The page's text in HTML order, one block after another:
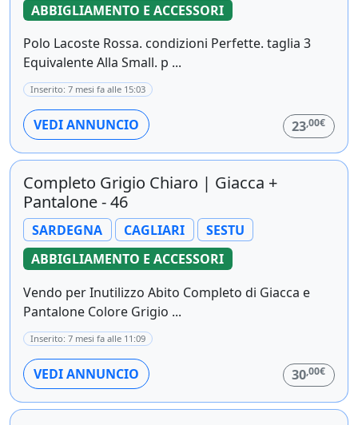
ABBIGLIAMENTO E ACCESSORI
Polo Lacoste Rossa. condizioni Perfette. taglia 3
Equivalente Alla Small. p ...
Inserito: 7 mesi fa alle 15:03
VEDI ANNUNCIO 23,00€
Completo Grigio Chiaro | Giacca +
Pantalone - 46
SARDEGNA CAGLIARI
SESTU
ABBIGLIAMENTO E ACCESSORI
Vendo per Inutilizzo Abito Completo di Giacca e
Pantalone Colore Grigio ...
Inserito: 7 mesi fa alle 11:09
VEDI ANNUNCIO 30,00€